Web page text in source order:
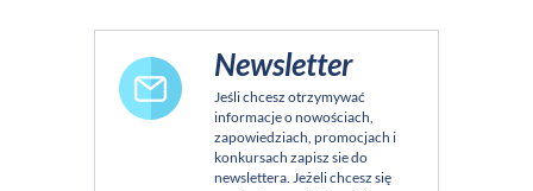
Newsletter
Jeśli chcesz otrzymywać
informacje o nowościach,
zapowiedziach, promocjach i
konkursach zapisz sie do
newslettera. Jeżeli chcesz się